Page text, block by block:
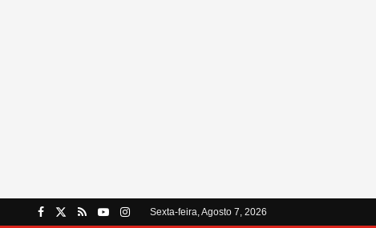
Sexta-feira, Agosto 7, 2026